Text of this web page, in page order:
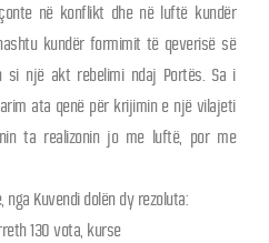
në konflikt dhe në luftë kundër
kundër formimit të qeverisë së
si një akt rebelimi ndaj Portës. Sa i
ata qenë për krijimin e një vilajeti
ta realizonin jo me luftë, por me
Kuvendi dolën dy rezoluta:
130 vota, kurse